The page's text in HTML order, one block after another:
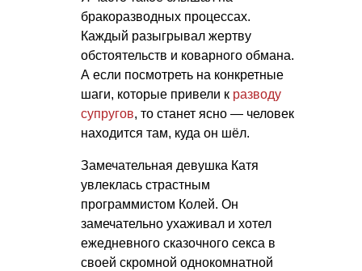
бракоразводных процессах.
Каждый разыгрывал жертву
обстоятельств и коварного обмана.
А если посмотреть на конкретные
шаги, которые привели к разводу
супругов, то станет ясно — человек
находится там, куда он шёл.
Замечательная девушка Катя
увлеклась страстным
программистом Колей. Он
замечательно ухаживал и хотел
ежедневного сказочного секса в
своей скромной однокомнатной